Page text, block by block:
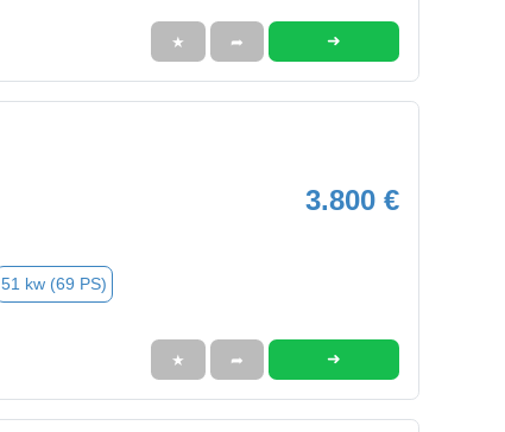
★ ➦ ➜
3.800 €
51 kw (69 PS)
★ ➦ ➜